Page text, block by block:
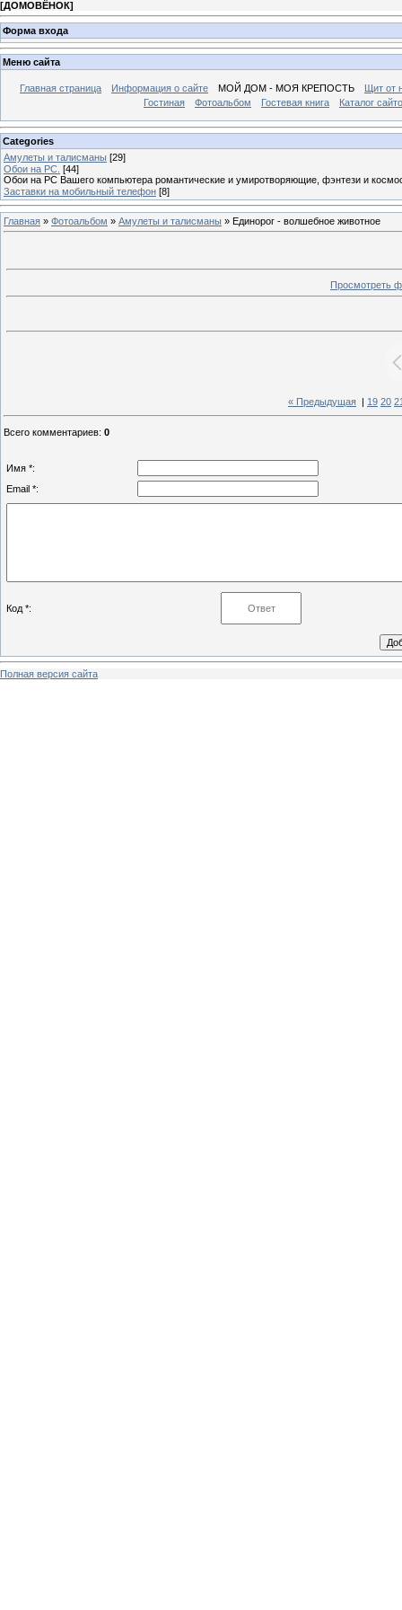
[ДОМОВЁНОК]
Форма входа
Меню сайта
Главная страница Информация о сайте МОЙ ДОМ - МОЯ КРЕПОСТЬ
Щит от
Гостиная
Фотоальбом Гостевая книга Каталог
Categories
Амулеты и талисманы [29]
Обои на РС. [44]
Обои на РС Вашего компьютера романтические и умиротворяющие, фэнтези и
Заставки на мобильный телефон [8]
Главная » Фотоальбом » Амулеты и талисманы » Единорог - волшебное животное
Просмотреть
« Предыдущая 19 20
Всего комментариев: 0
Имя *:
Email *:
Код *:
Полная версия сайта